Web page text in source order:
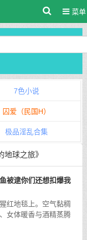
菜单
7色小说
囚爱（民国H）
极品淫乱合集
球之旅》
被逮你们还想扣爆我
地毯上。空气黏稠
女体暖香与酒精蒸腾
杯轻碰的脆响，以及